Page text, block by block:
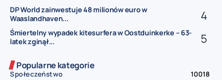
DP World zainwestuje 48 milionów euro w
Waaslandhaven...
Śmiertelny wypadek kitesurfera w Oostduinkerke – 63-
latek zginął...
Popularne kategorie
Społeczeństwo
10018